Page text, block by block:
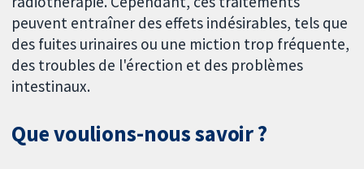
peuvent entraîner des effets indésirables, tels que
des fuites urinaires ou une miction trop fréquente,
des troubles de l'érection et des problèmes
intestinaux.
Que voulions-nous savoir ?